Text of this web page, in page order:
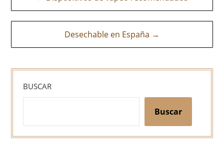
de
entradas Desechable en España →
BUSCAR
Buscar